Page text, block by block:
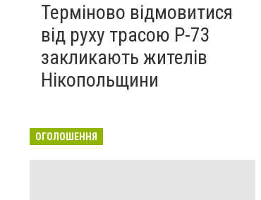
Терміново відмовитися
від руху трасою Р-73
закликають жителів
Нікопольщини
ОГОЛОШЕННЯ